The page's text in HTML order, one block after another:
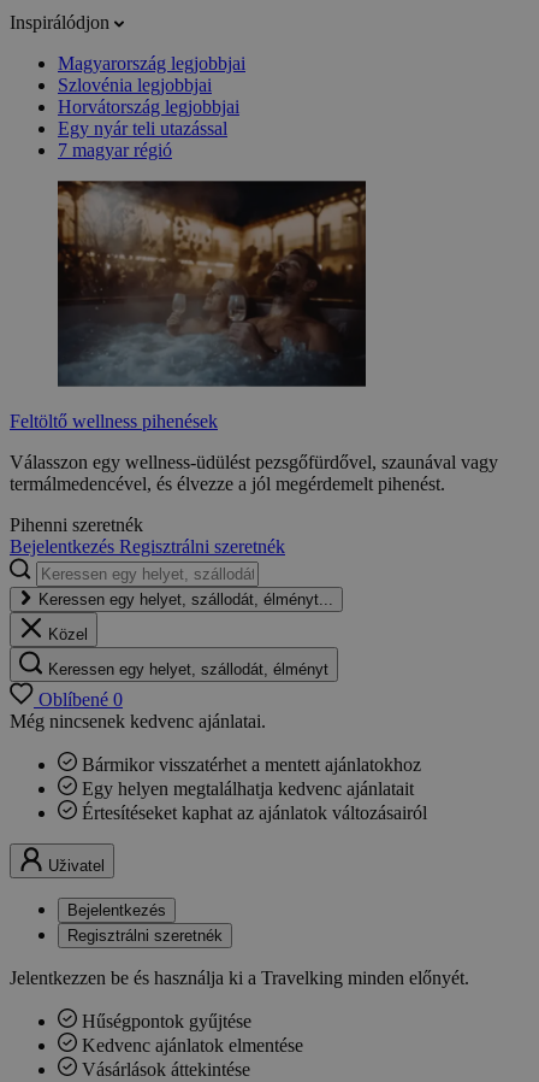
Inspirálódjon
Magyarország legjobbjai
Szlovénia legjobbjai
Horvátország legjobbjai
Egy nyár teli utazással
7 magyar régió
Feltöltő wellness pihenések
Válasszon egy wellness-üdülést pezsgőfürdővel, szaunával vagy
termálmedencével, és élvezze a jól megérdemelt pihenést.
Pihenni szeretnék
Bejelentkezés Regisztrálni szeretnék
Keressen egy helyet, szállodát, élményt...
Közel
Keressen egy helyet, szállodát, élményt
Oblíbené 0
Még nincsenek kedvenc ajánlatai.
Bármikor visszatérhet a mentett ajánlatokhoz
Egy helyen megtalálhatja kedvenc ajánlatait
Értesítéseket kaphat az ajánlatok változásairól
Uživatel
Bejelentkezés
Regisztrálni szeretnék
Jelentkezzen be és használja ki a Travelking minden előnyét.
Hűségpontok gyűjtése
Kedvenc ajánlatok elmentése
Vásárlások áttekintése